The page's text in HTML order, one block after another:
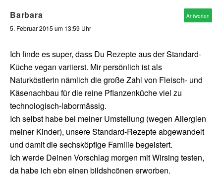
Barbara
5. Februar 2015 um 13:59 Uhr
Ich finde es super, dass Du Rezepte aus der Standard-
Küche vegan variierst. Mir persönlich ist als
Naturköstlerin nämlich die große Zahl von Fleisch- und
Käsenachbau für die reine Pflanzenküche viel zu
technologisch-labormässig.
Ich selbst habe bei meiner Umstellung (wegen Allergien
meiner Kinder), unsere Standard-Rezepte abgewandelt
und damit die sechsköpfige Familie begeistert.
Ich werde Deinen Vorschlag morgen mit Wirsing testen,
da habe ich ebn einen bildshcönen erworben.
Antworten